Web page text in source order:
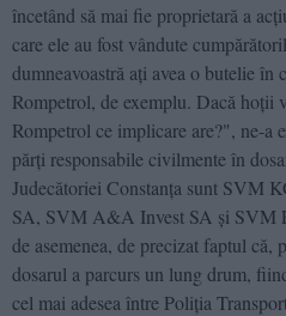
încetând să mai fie proprietară a
care ele au fost vândute
dumneavoastră aţi avea o butelie în
Rompetrol, de exemplu. Dacă hoţii
Rompetrol ce implicare are?", ne-a
părţi responsabile civilmente în
Judecătoriei Constanţa sunt SVM
SA, SVM A&A Invest SA şi SVM
de asemenea, de precizat faptul că,
dosarul a parcurs un lung drum,
cel mai adesea între Poliţia